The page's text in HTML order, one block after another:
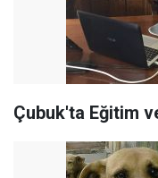
Çubuk'ta Eğitim